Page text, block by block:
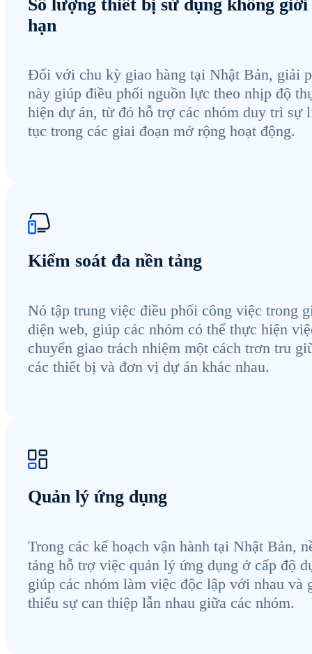
Số lượng thiết bị sử dụng không giới
hạn
Đối với chu kỳ giao hàng tại Nhật Bản, giải
này giúp điều phối nguồn lực theo nhịp độ
hiện dự án, từ đó hỗ trợ các nhóm duy trì sự
tục trong các giai đoạn mở rộng hoạt động.
Kiểm soát đa nền tảng
Nó tập trung việc điều phối công việc trong
diện web, giúp các nhóm có thể thực hiện
chuyển giao trách nhiệm một cách trơn tru
các thiết bị và đơn vị dự án khác nhau.
Quản lý ứng dụng
Trong các kế hoạch vận hành tại Nhật Bản,
tảng hỗ trợ việc quản lý ứng dụng ở cấp độ
giúp các nhóm làm việc độc lập với nhau và
thiểu sự can thiệp lẫn nhau giữa các nhóm.